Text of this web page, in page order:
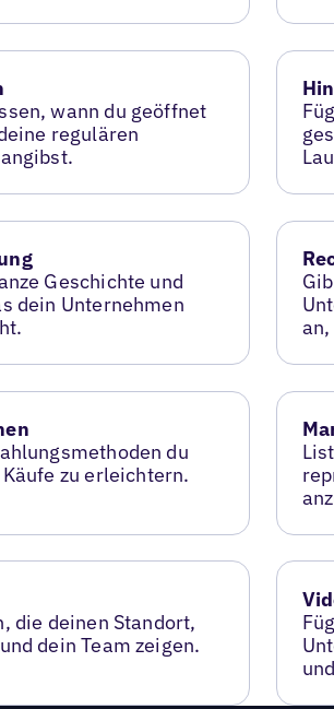
wann du geöffnet
regulären
Geschichte und
dein Unternehmen
du
zu erleichtern.
die deinen Standort,
dein Team zeigen.